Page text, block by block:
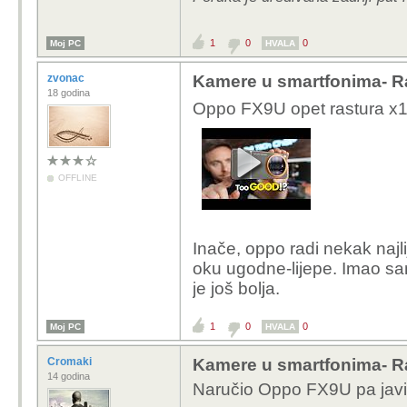
Moj PC 1 0 HVALA 0
zvonac
18 godina
OFFLINE
Kamere u smartfonima-
Oppo FX9U opet rastura
Inače, oppo radi nekak
oku ugodne-lijepe. Imao
je još bolja.
Moj PC 1 0 HVALA 0
Cromaki
14 godina
Kamere u smartfonima-
Naručio Oppo FX9U pa